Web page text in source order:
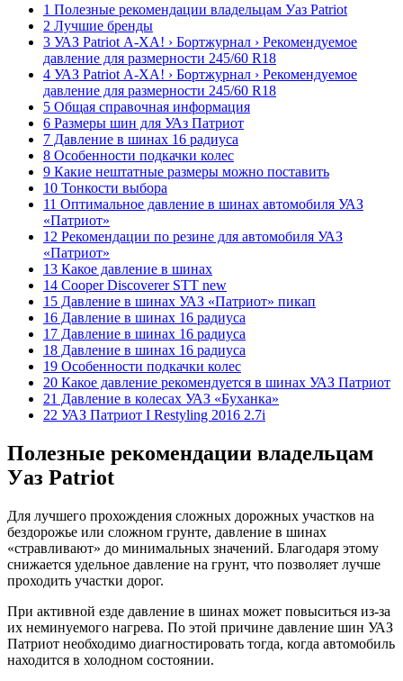
1 Полезные рекомендации владельцам Уаз Patriot
2 Лучшие бренды
3 УАЗ Patriot А-ХА! › Бортжурнал › Рекомендуемое
давление для размерности 245/60 R18
4 УАЗ Patriot А-ХА! › Бортжурнал › Рекомендуемое
давление для размерности 245/60 R18
5 Общая справочная информация
6 Размеры шин для УАз Патриот
7 Давление в шинах 16 радиуса
8 Особенности подкачки колес
9 Какие нештатные размеры можно поставить
10 Тонкости выбора
11 Оптимальное давление в шинах автомобиля УАЗ
«Патриот»
12 Рекомендации по резине для автомобиля УАЗ
«Патриот»
13 Какое давление в шинах
14 Cooper Discoverer STT new
15 Давление в шинах УАЗ «Патриот» пикап
16 Давление в шинах 16 радиуса
17 Давление в шинах 16 радиуса
18 Давление в шинах 16 радиуса
19 Особенности подкачки колес
20 Какое давление рекомендуется в шинах УАЗ Патриот
21 Давление в колесах УАЗ «Буханка»
22 УАЗ Патриот I Restyling 2016 2.7i
Полезные рекомендации владельцам
Уаз Patriot
Для лучшего прохождения сложных дорожных участков на
бездорожье или сложном грунте, давление в шинах
«стравливают» до минимальных значений. Благодаря этому
снижается удельное давление на грунт, что позволяет лучше
проходить участки дорог.
При активной езде давление в шинах может повыситься из-за
их неминуемого нагрева. По этой причине давление шин УАЗ
Патриот необходимо диагностировать тогда, когда автомобиль
находится в холодном состоянии.